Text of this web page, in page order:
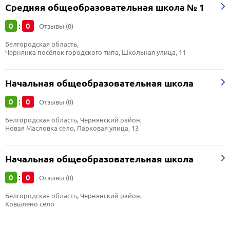
Средняя общеобразовательная школа № 1
0 : 0 Отзывы (0)
Белгородская область,
Чернянка посёлок городского типа, Школьная улица, 11
Начальная общеобразовательная школа
0 : 0 Отзывы (0)
Белгородская область, Чернянский район,
Новая Масловка село, Парковая улица, 13
Начальная общеобразовательная школа
0 : 0 Отзывы (0)
Белгородская область, Чернянский район,
Ковылено село